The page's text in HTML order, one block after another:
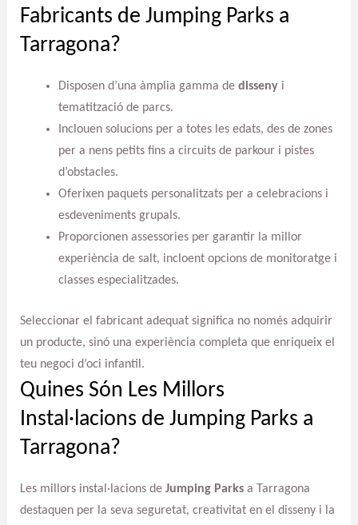
Fabricants de Jumping Parks a
Tarragona?
Disposen d’una àmplia gamma de dissenyi
tematització de parcs.
Inclouen solucions per a totes les edats, des de zones
per a nens petits fins a circuits de parkour i pistes
d’obstacles.
Oferixen paquets personalitzats per a celebracions i
esdeveniments grupals.
Proporcionen assessories per garantir la millor
experiència de salt, incloent opcions de monitoratge i
classes especialitzades.
Seleccionar el fabricant adequat significa no només adquirir
un producte, sinó una experiència completa que enriqueix el
teu negoci d’oci infantil.
Quines Són Les Millors
Instal·lacions de Jumping Parks a
Tarragona?
Les millors instal·lacions de Jumping Parksa Tarragona
destaquen per la seva seguretat, creativitat en el disseny i la